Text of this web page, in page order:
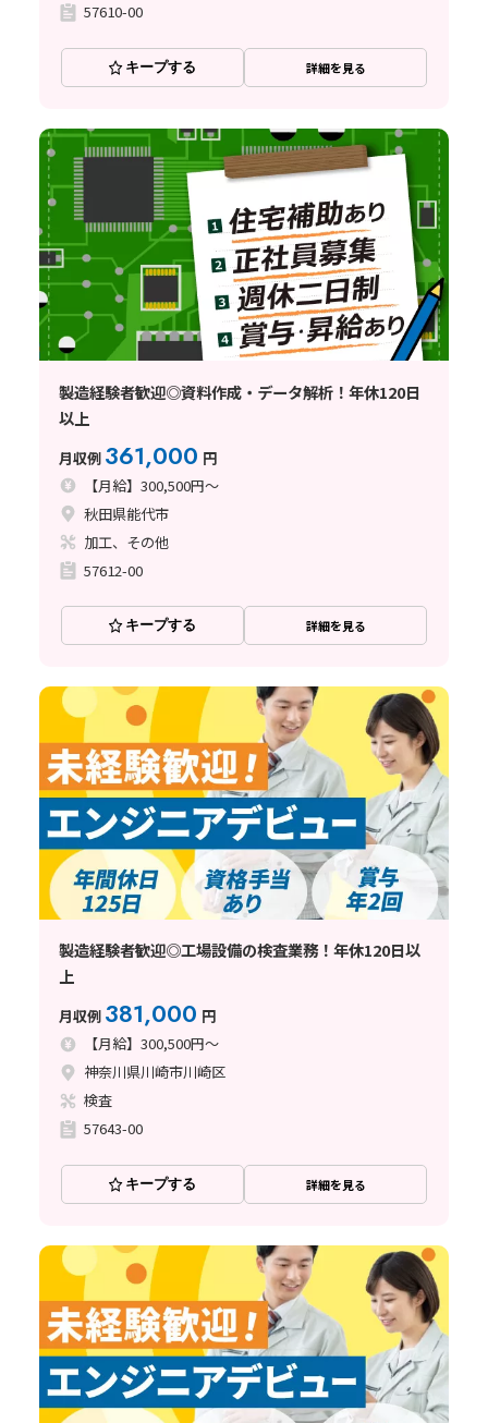
57610-00
キープする 詳細を見る
製造経験者歓迎◎資料作成・データ解析！年休120日
以上
月収例 361,000 円
【月給】300,500円～
秋田県能代市
加工、その他
57612-00
キープする 詳細を見る
製造経験者歓迎◎工場設備の検査業務！年休120日以
上
月収例 381,000 円
【月給】300,500円～
神奈川県川崎市川崎区
検査
57643-00
キープする 詳細を見る